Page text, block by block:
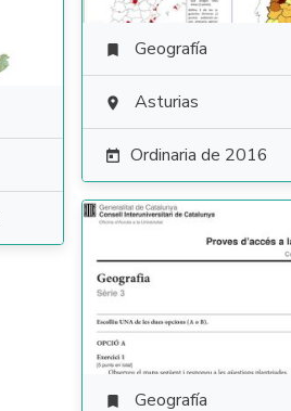
 Geografía
 Asturias
 Ordinaria de 2016
 Geografía